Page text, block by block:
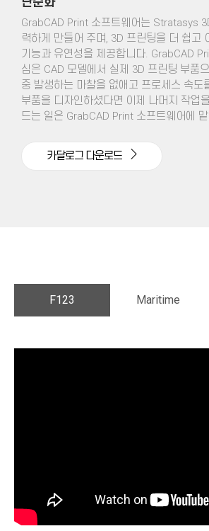
GrabCAD Print 소프트웨어는 Stratasys
력하게 만들어 주며, 3D 프린팅을 더 쉽고
기능과 유연성을 제공합니다. GrabCAD
심은 CAD 모델에서 실제 3D 프린팅 부품
중 발생하는 마찰을 없애고 프로세스 속도
부품을 디자인하셨다면 이제 나머지 작업
드는 일은 GrabCAD Print 소프트웨어에
카달로그 다운로드
F123 Maritime